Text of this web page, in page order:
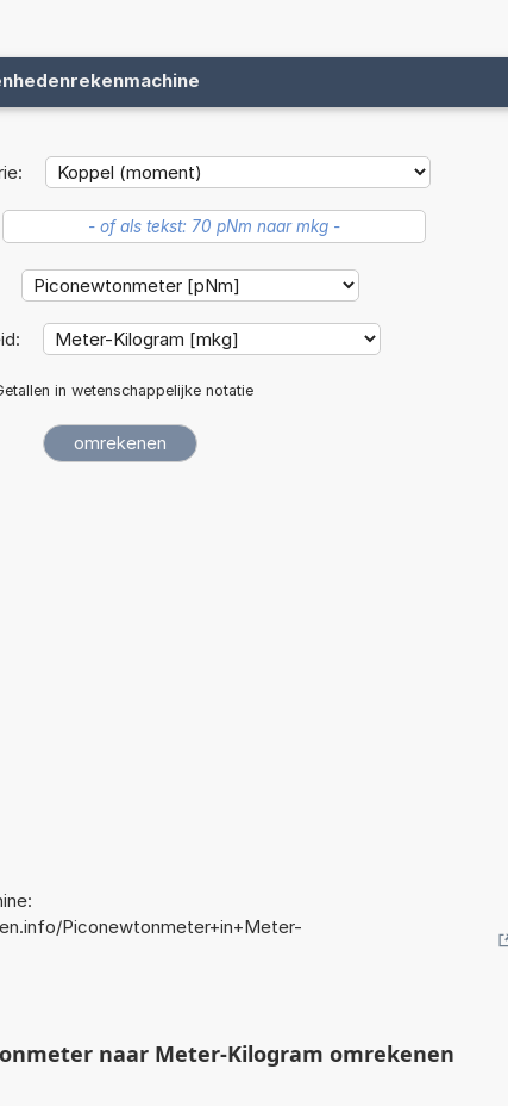
in wetenschappelijke notatie
Piconewtonmeter+in+Meter-
naar Meter-Kilogram omrekenen